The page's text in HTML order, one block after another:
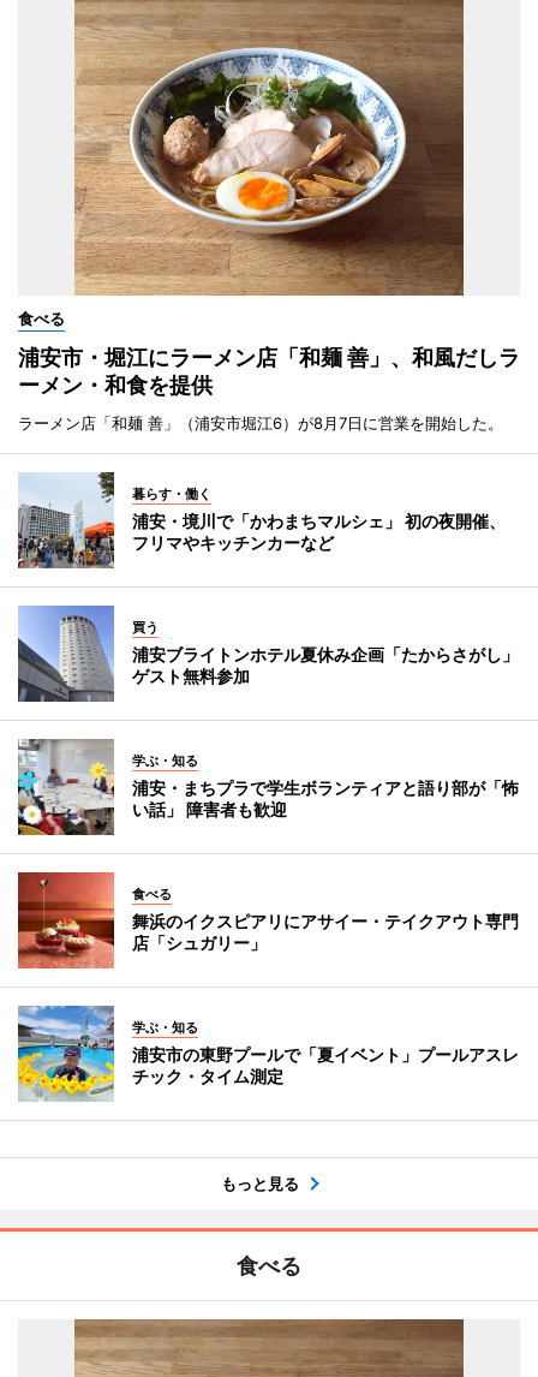
食べる
浦安市・堀江にラーメン店「和麺 善」、和風だしラ
ーメン・和食を提供
ラーメン店「和麺 善」（浦安市堀江6）が8月7日に営業を開始した。
暮らす・働く
浦安・境川で「かわまちマルシェ」 初の夜開催、
フリマやキッチンカーなど
買う
浦安ブライトンホテル夏休み企画「たからさがし」
ゲスト無料参加
学ぶ・知る
浦安・まちプラで学生ボランティアと語り部が「怖
い話」 障害者も歓迎
食べる
舞浜のイクスピアリにアサイー・テイクアウト専門
店「シュガリー」
学ぶ・知る
浦安市の東野プールで「夏イベント」プールアスレ
チック・タイム測定
もっと見る
食べる